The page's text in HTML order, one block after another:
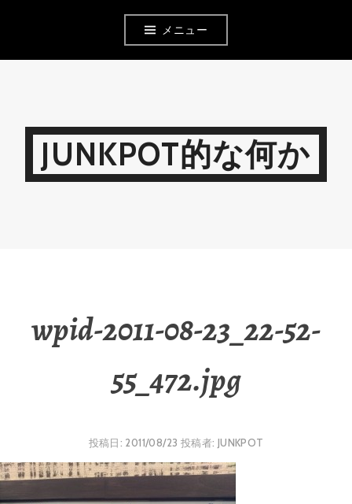
メニュー
JUNKPOT的な何か
wpid-2011-08-23_22-52-
55_472.jpg
投稿日: 2011/08/23 投稿者: JUNKPOT